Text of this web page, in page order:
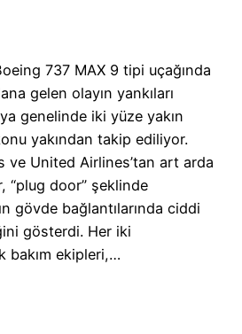
737 MAX 9 tipi uçağında
gelen olayın yankıları
genelinde iki yüze yakın
yakından takip ediliyor.
ve United Airlines’tan art arda
“plug door” şeklinde
gövde bağlantılarında ciddi
gösterdi. Her iki
bakım ekipleri,…